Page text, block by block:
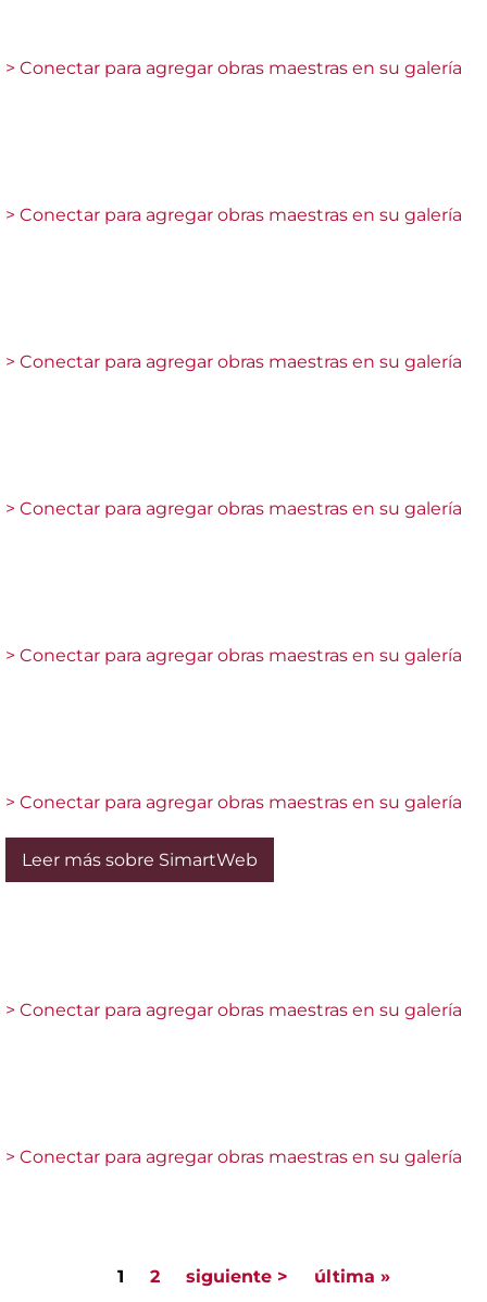
> Conectar para agregar obras maestras en su galería
> Conectar para agregar obras maestras en su galería
> Conectar para agregar obras maestras en su galería
> Conectar para agregar obras maestras en su galería
> Conectar para agregar obras maestras en su galería
> Conectar para agregar obras maestras en su galería
Leer más sobre SimartWeb
> Conectar para agregar obras maestras en su galería
> Conectar para agregar obras maestras en su galería
1 2 siguiente > última »